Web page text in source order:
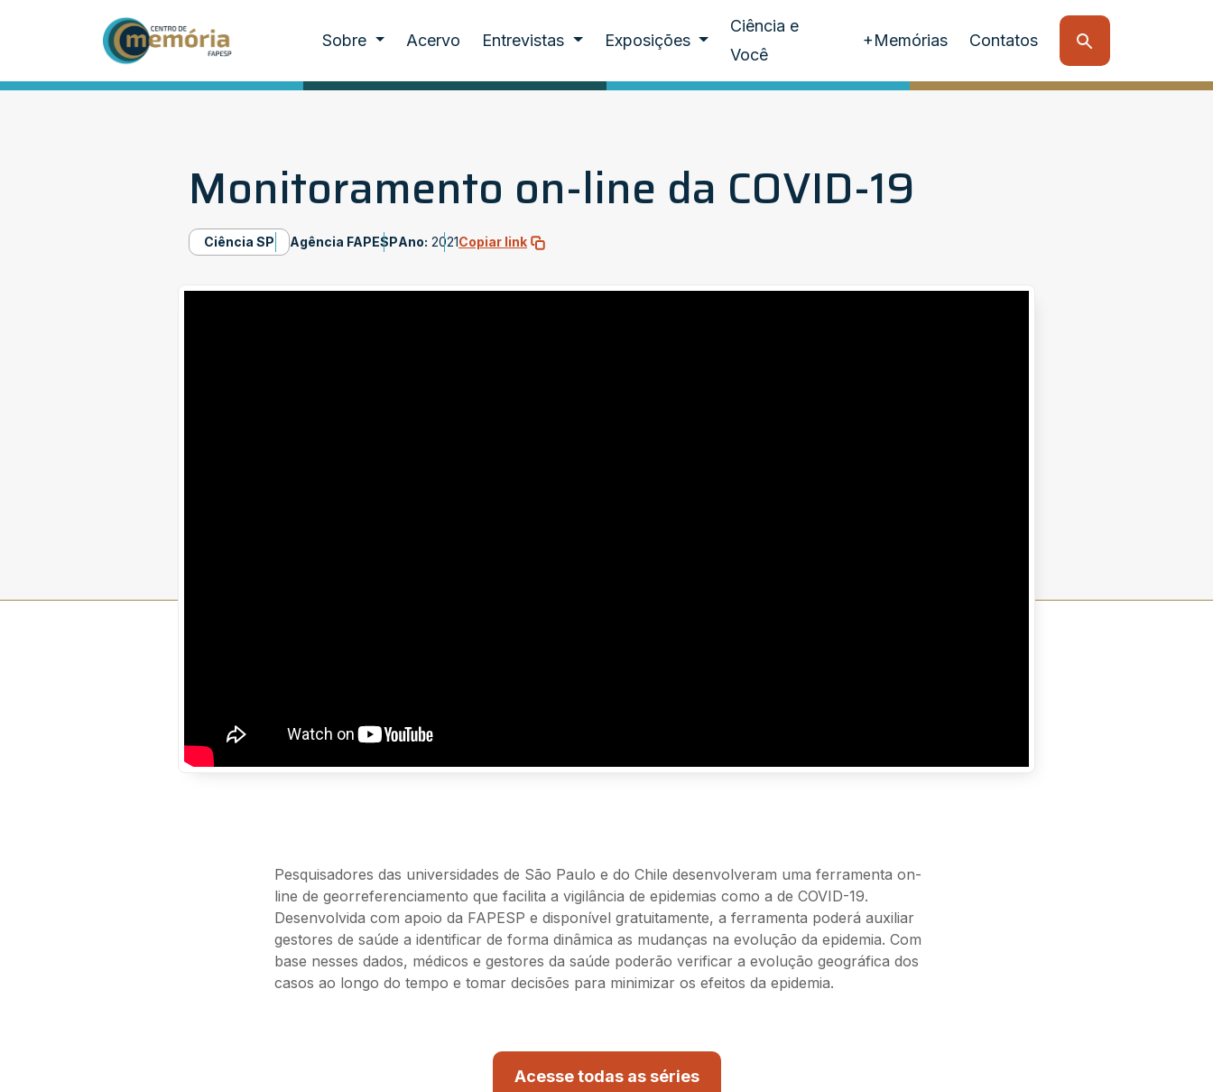
Sobre Acervo Entrevistas Exposições
Ciência e
Você
+Memórias Contatos
Monitoramento on-line da COVID-19
Ciência SP Agência FAPESPAno: 2021Copiar link
Pesquisadores das universidades de São Paulo e do Chile desenvolveram uma ferramenta on-
line de georreferenciamento que facilita a vigilância de epidemias como a de COVID-19.
Desenvolvida com apoio da FAPESP e disponível gratuitamente, a ferramenta poderá auxiliar
gestores de saúde a identificar de forma dinâmica as mudanças na evolução da epidemia. Com
base nesses dados, médicos e gestores da saúde poderão verificar a evolução geográfica dos
casos ao longo do tempo e tomar decisões para minimizar os efeitos da epidemia.
Acesse todas as séries